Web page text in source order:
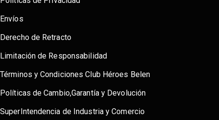
Envíos
Derecho de Retracto
Limitación de Responsabilidad
Términos y Condiciones Club Héroes Belen
Políticas de Cambio,Garantía y Devolución
SuperIntendencia de Industria y Comercio